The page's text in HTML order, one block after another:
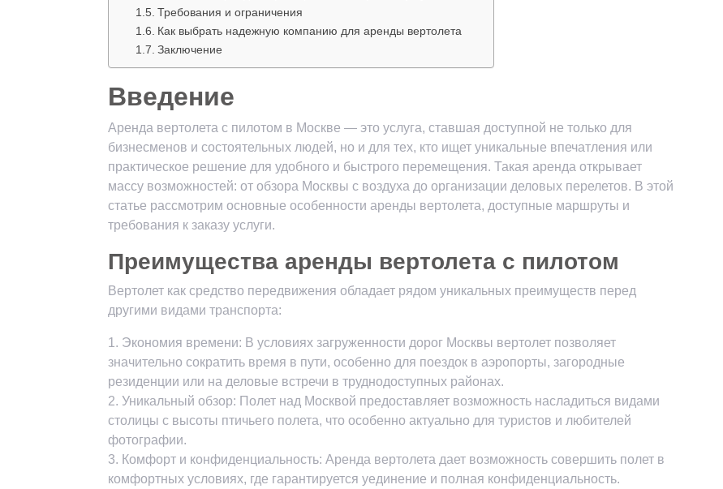
Требования и ограничения
Как выбрать надежную компанию для аренды вертолета
Заключение
Введение
Аренда вертолета с пилотом в Москве — это услуга, ставшая доступной не только для
бизнесменов и состоятельных людей, но и для тех, кто ищет уникальные впечатления или
практическое решение для удобного и быстрого перемещения. Такая аренда открывает
массу возможностей: от обзора Москвы с воздуха до организации деловых перелетов. В этой
статье рассмотрим основные особенности аренды вертолета, доступные маршруты и
требования к заказу услуги.
Преимущества аренды вертолета с пилотом
Вертолет как средство передвижения обладает рядом уникальных преимуществ перед
другими видами транспорта:
1. Экономия времени: В условиях загруженности дорог Москвы вертолет позволяет
значительно сократить время в пути, особенно для поездок в аэропорты, загородные
резиденции или на деловые встречи в труднодоступных районах.
2. Уникальный обзор: Полет над Москвой предоставляет возможность насладиться видами
столицы с высоты птичьего полета, что особенно актуально для туристов и любителей
фотографии.
3. Комфорт и конфиденциальность: Аренда вертолета дает возможность совершить полет в
комфортных условиях, где гарантируется уединение и полная конфиденциальность.